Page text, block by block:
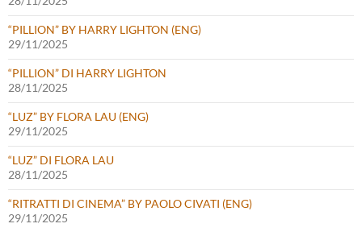
“PILLION” BY HARRY LIGHTON (ENG)
29/11/2025
“PILLION” DI HARRY LIGHTON
28/11/2025
“LUZ” BY FLORA LAU (ENG)
29/11/2025
“LUZ” DI FLORA LAU
28/11/2025
“RITRATTI DI CINEMA” BY PAOLO CIVATI (ENG)
29/11/2025